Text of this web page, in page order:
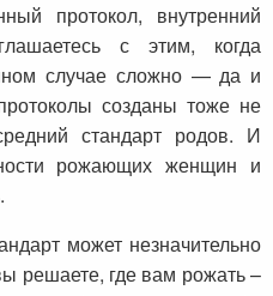
протокол, внутренний
с этим, когда
случае сложно — да и
созданы тоже не
стандарт родов. И
рожающих женщин и
может незначительно
решаете, где вам рожать –